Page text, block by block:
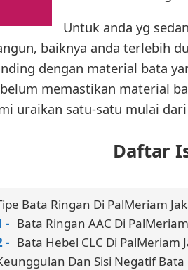
Untuk anda yg
baiknya anda terlebih
dengan material bata
memastikan material
uraikan satu-satu mulai
Daftar
Bata Ringan Di PalMeriam
Bata Ringan AAC Di
Bata Hebel CLC Di PalMeriam
Dan Sisi Negatif Bata